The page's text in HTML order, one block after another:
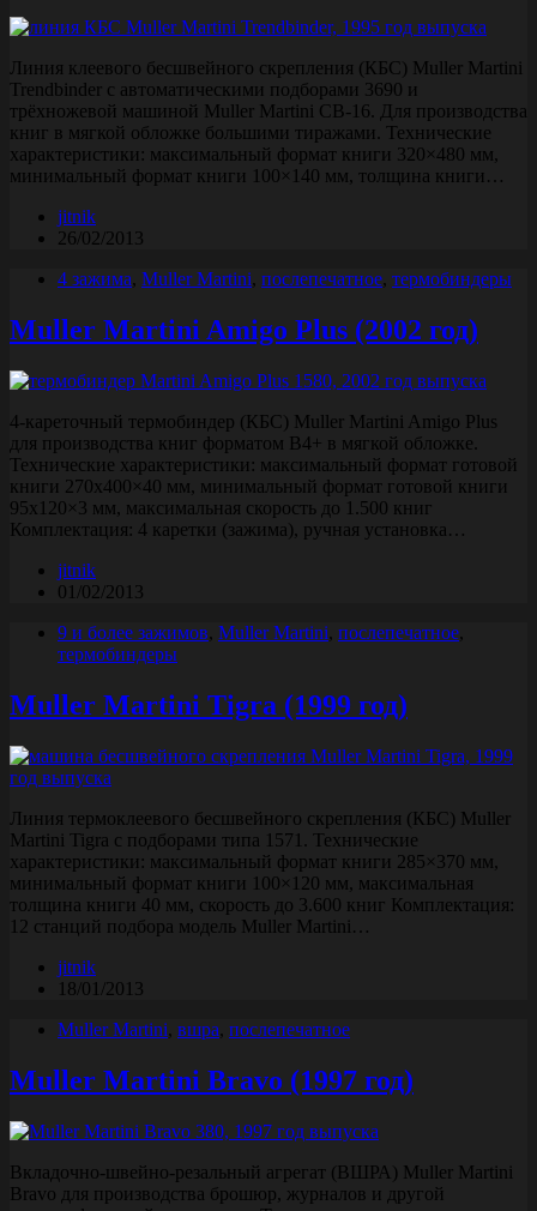
Линия клеевого бесшвейного скрепления (КБС) Muller Martini
Trendbinder с автоматическими подборами 3690 и
трёхножевой машиной Muller Martini CB-16. Для производства
книг в мягкой обложке большими тиражами. Технические
характеристики: максимальный формат книги 320×480 мм,
минимальный формат книги 100×140 мм, толщина книги…
jitnik
26/02/2013
4 зажима, Muller Martini, послепечатное, термобиндеры
Muller Martini Amigo Plus (2002 год)
4-кареточный термобиндер (КБС) Muller Martini Amigo Plus
для производства книг форматом B4+ в мягкой обложке.
Технические характеристики: максимальный формат готовой
книги 270х400×40 мм, минимальный формат готовой книги
95х120×3 мм, максимальная скорость до 1.500 книг
Комплектация: 4 каретки (зажима), ручная установка…
jitnik
01/02/2013
9 и более зажимов, Muller Martini, послепечатное,
термобиндеры
Muller Martini Tigra (1999 год)
Линия термоклеевого бесшвейного скрепления (КБС) Muller
Martini Tigra с подборами типа 1571. Технические
характеристики: максимальный формат книги 285×370 мм,
минимальный формат книги 100×120 мм, максимальная
толщина книги 40 мм, скорость до 3.600 книг Комплектация:
12 станций подбора модель Muller Martini…
jitnik
18/01/2013
Muller Martini, вшра, послепечатное
Muller Martini Bravo (1997 год)
Вкладочно-швейно-резальный агрегат (ВШРА) Muller Martini
Bravo для производства брошюр, журналов и другой